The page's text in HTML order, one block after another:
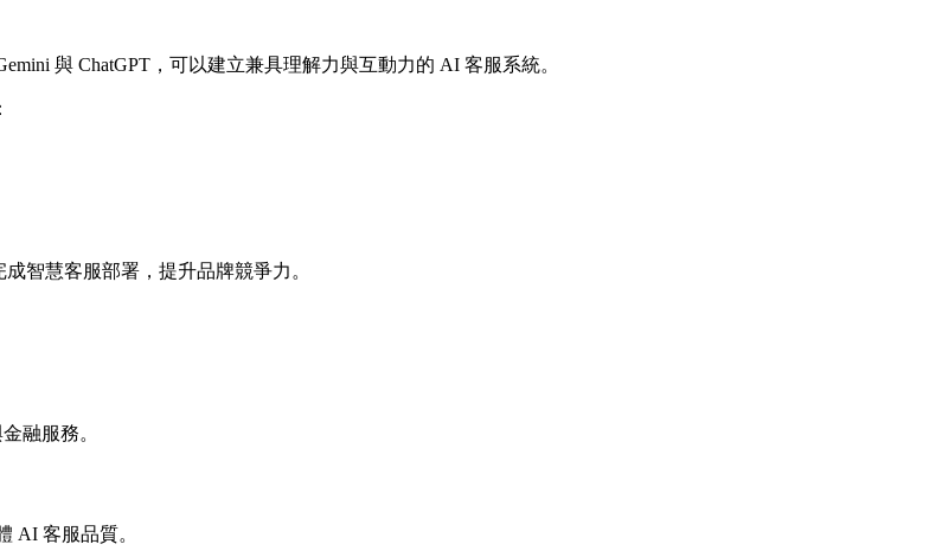
與 ChatGPT，可以建立兼具理解力與互動力的 AI 客服系統。
智慧客服部署，提升品牌競爭力。
融服務。
AI 客服品質。